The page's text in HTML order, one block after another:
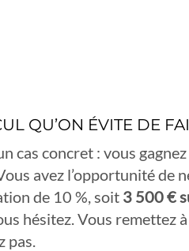
QU’ON ÉVITE DE
cas concret : vous gagnez
avez l’opportunité de
de 10 %, soit 3 500 €
hésitez. Vous remettez
pas.